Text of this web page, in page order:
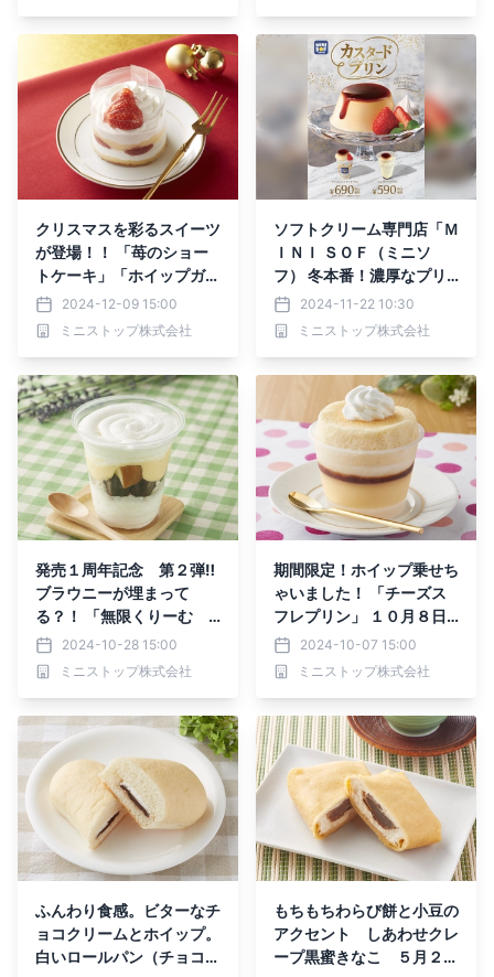
エル」
クリスマスを彩るスイーツ
が登場！！ 「苺のショー
トケーキ」「ホイップガト
ーショコラ」 １２月１０
日（火）新発売
2024-12-09 15:00
ミニストップ株式会社
ソフトクリーム専門店「Ｍ
ＩＮＩ ＳＯＦ（ミニソ
フ） 冬本番！濃厚なプリ
ンを使用した新メニュー‼
『プリンショートケーキパ
フェ 』 『シェイクソフ
（金）発売
2024-11-22 10:30
ミニストップ株式会社
発売１周年記念 第２弾‼
ブラウニーが埋まって
る？！ 「無限くりーむ
ブラウニー発掘しちゃって
～‼」期間限定：１０月２
９日（火）～１１月１８日
2024-10-28 15:00
ミニストップ株式会社
期間限定！ホイップ乗せち
ゃいました！ 「チーズス
フレプリン」 １０月８日
（火）～１０月２１日
（月）
2024-10-07 15:00
ミニストップ株式会社
ふんわり食感。ビターなチ
ョコクリームとホイップ。
白いロールパン（チョコ＆
もちもちわらび餅と小豆の
アクセント しあわせクレ
ープ黒蜜きなこ ５月２１